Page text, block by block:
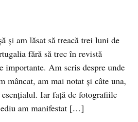
şi am lăsat să treacă trei luni de
fără să trec în revistă
importante. Am scris despre unde
mâncat, am mai notat şi câte una,
Iar faţă de fotografiile
am manifestat […]